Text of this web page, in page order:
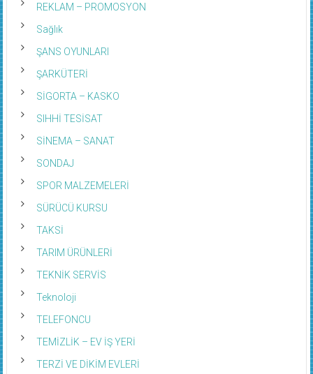
REKLAM – PROMOSYON
Sağlık
ŞANS OYUNLARI
ŞARKÜTERİ
SİGORTA – KASKO
SIHHİ TESİSAT
SİNEMA – SANAT
SONDAJ
SPOR MALZEMELERİ
SÜRÜCÜ KURSU
TAKSİ
TARIM ÜRÜNLERİ
TEKNİK SERVİS
Teknoloji
TELEFONCU
TEMİZLİK – EV İŞ YERİ
TERZİ VE DİKİM EVLERİ